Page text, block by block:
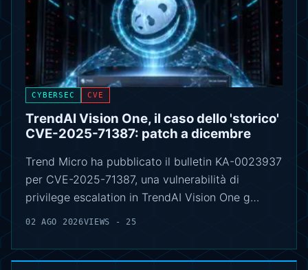
CYBERSEC CVE
TrendAI Vision One, il caso dello 'storico'
CVE-2025-71387: patch a dicembre
Trend Micro ha pubblicato il bulletin KA-0023937
per CVE-2025-71387, una vulnerabilità di
privilege escalation in TrendAI Vision One g…
02 AGO 2026VIEWS - 25